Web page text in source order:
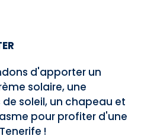
d'apporter un
solaire, une
soleil, un chapeau et
pour profiter d'une
!